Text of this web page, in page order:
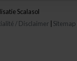
Scalasol
/ Disclaimer Sitemap